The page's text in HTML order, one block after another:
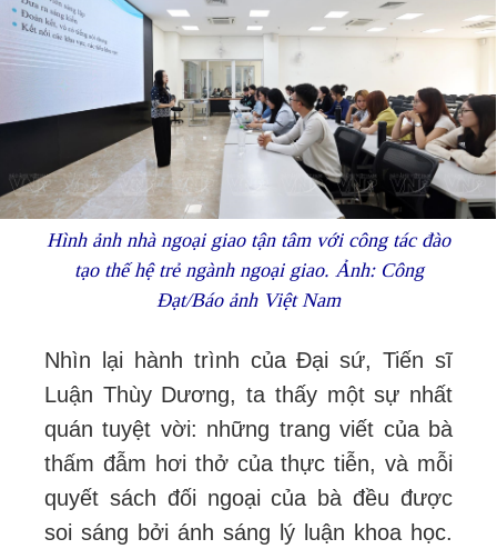
Hình ảnh nhà ngoại giao tận tâm với công tác đào
tạo thế hệ trẻ ngành ngoại giao. Ảnh: Công
Đạt/Báo ảnh Việt Nam
Nhìn lại hành trình của Đại sứ, Tiến sĩ
Luận Thùy Dương, ta thấy một sự nhất
quán tuyệt vời: những trang viết của bà
thấm đẫm hơi thở của thực tiễn, và mỗi
quyết sách đối ngoại của bà đều được
soi sáng bởi ánh sáng lý luận khoa học.